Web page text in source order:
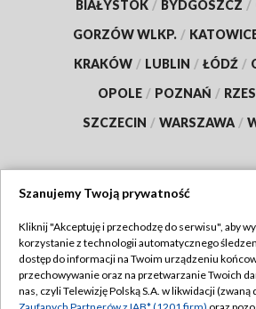
BIAŁYSTOK / BYDGOSZCZ /
GORZÓW WLKP. /
KRAKÓW / LUBLIN / ŁÓDŹ /
OPOLE / POZNAŃ /
SZCZECIN / WARSZAWA /
TVP
Abonament TVP
Emisja w TVP
Regulamin TVP
Szanujemy Twoją prywatność
Kliknij "Akceptuję i przechodzę do serwisu", aby
korzystanie z technologii automatycznego
dostęp do informacji na Twoim urządzeniu
przechowywanie oraz na przetwarzanie Twoich
nas, czyli Telewizję Polską S.A. w likwidacji (zwaną